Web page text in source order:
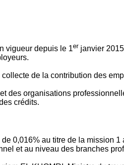
vigueur depuis le 1er janvier
de la contribution des
organisations
crédits.
0,016% au titre de la mission
et au niveau des branches